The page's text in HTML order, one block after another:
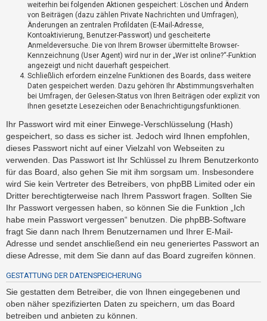
e
t
e
T
h
e
m
e
n
A
k
t
weiterhin bei folgenden Aktionen gespeichert: Löschen und Ändern
von Beiträgen (dazu zählen Private Nachrichten und Umfragen),
Änderungen an zentralen Profildaten (E-Mail-Adresse,
Kontoaktivierung, Benutzer-Passwort) und gescheiterte
Anmeldeversuche. Die von Ihrem Browser übermittelte Browser-
Kennzeichnung (User Agent) wird nur in der „Wer ist online?“-Funktion
angezeigt und nicht dauerhaft gespeichert.
Schließlich erfordern einzelne Funktionen des Boards, dass weitere
Daten gespeichert werden. Dazu gehören Ihr Abstimmungsverhalten
bei Umfragen, der Gelesen-Status von Ihren Beiträgen oder explizit von
Ihnen gesetzte Lesezeichen oder Benachrichtigungsfunktionen.
Ihr Passwort wird mit einer Einwege-Verschlüsselung (Hash)
gespeichert, so dass es sicher ist. Jedoch wird Ihnen empfohlen,
dieses Passwort nicht auf einer Vielzahl von Webseiten zu
verwenden. Das Passwort ist Ihr Schlüssel zu Ihrem Benutzerkonto
für das Board, also gehen Sie mit ihm sorgsam um. Insbesondere
wird Sie kein Vertreter des Betreibers, von phpBB Limited oder ein
Dritter berechtigterweise nach Ihrem Passwort fragen. Sollten Sie
Ihr Passwort vergessen haben, so können Sie die Funktion „Ich
habe mein Passwort vergessen“ benutzen. Die phpBB-Software
fragt Sie dann nach Ihrem Benutzernamen und Ihrer E-Mail-
Adresse und sendet anschließend ein neu generiertes Passwort an
diese Adresse, mit dem Sie dann auf das Board zugreifen können.
GESTATTUNG DER DATENSPEICHERUNG
Sie gestatten dem Betreiber, die von Ihnen eingegebenen und
oben näher spezifizierten Daten zu speichern, um das Board
betreiben und anbieten zu können.